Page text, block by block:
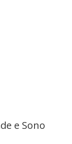
e Sono